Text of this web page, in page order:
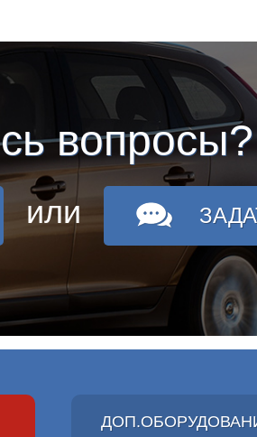
вопросы?
или